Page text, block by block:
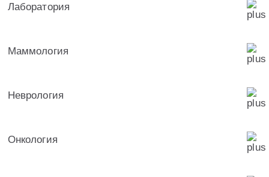
Лаборатория
Маммология
Неврология
Онкология